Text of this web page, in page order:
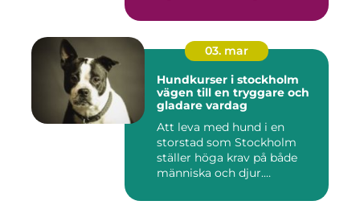
03. mar
Hundkurser i stockholm
vägen till en tryggare och
gladare vardag
Att leva med hund i en
storstad som Stockholm
ställer höga krav på både
människa och djur.